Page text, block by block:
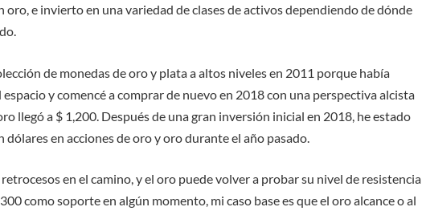
oro, e invierto en una variedad de clases de activos dependiendo de dónde
de monedas de oro y plata a altos niveles en 2011 porque había
y comencé a comprar de nuevo en 2018 con una perspectiva alcista
llegó a $ 1,200. Después de una gran inversión inicial en 2018, he estado
en acciones de oro y oro durante el año pasado.
en el camino, y el oro puede volver a probar su nivel de resistencia
como soporte en algún momento, mi caso base es que el oro alcance o al